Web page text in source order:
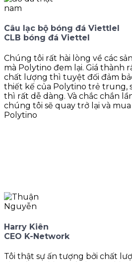
Câu lạc bộ bóng đá Viettlel
CLB bóng đá Viettel
Chúng tôi rất hài lòng về các
mà Polytino đem lại. Giá thành
chất lượng thì tuyệt đối đảm
thiết kế của Polytino trẻ trung,
thì rất dễ dàng. Và chắc chắn
chúng tôi sẽ quay trở lại và
Polytino
Harry Kiên
CEO K-Network
Tôi thật sự ấn tượng bởi chất